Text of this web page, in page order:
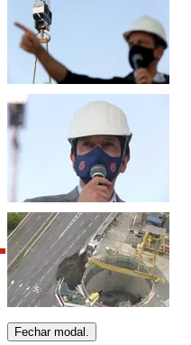
Fechar modal.